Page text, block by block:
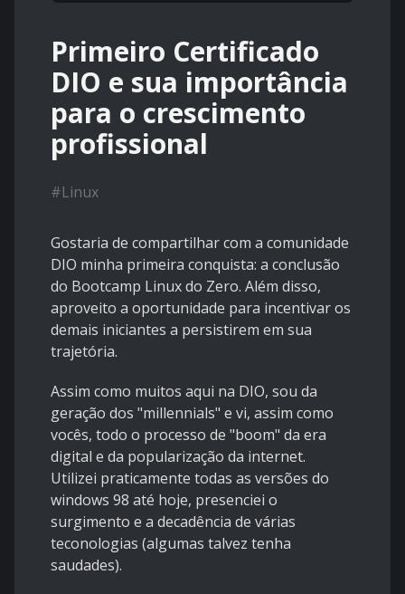
Primeiro Certificado
DIO e sua importância
para o crescimento
profissional
#Linux
Gostaria de compartilhar com a comunidade
DIO minha primeira conquista: a conclusão
do Bootcamp Linux do Zero. Além disso,
aproveito a oportunidade para incentivar os
demais iniciantes a persistirem em sua
trajetória.
Assim como muitos aqui na DIO, sou da
geração dos "millennials" e vi, assim como
vocês, todo o processo de "boom" da era
digital e da popularização da internet.
Utilizei praticamente todas as versões do
windows 98 até hoje, presenciei o
surgimento e a decadência de várias
teconologias (algumas talvez tenha
saudades).